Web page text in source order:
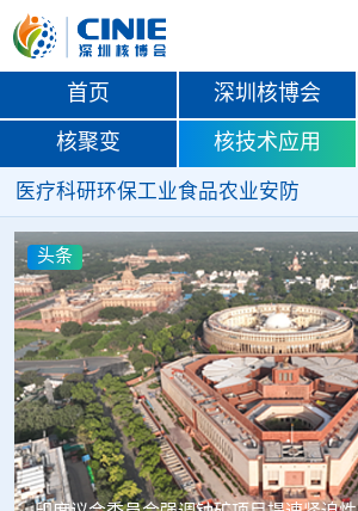
首页 深圳核博会
核聚变 核技术应用
医疗科研环保工业食品农业安防
头条